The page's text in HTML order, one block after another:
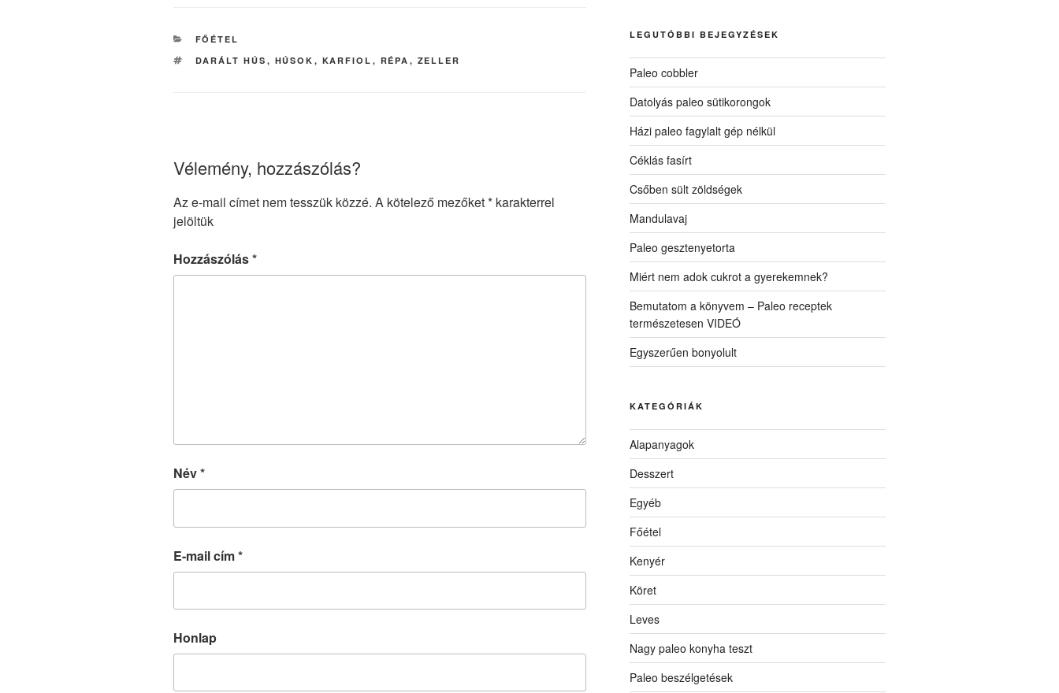
e
b
er
m
KATEGÓRIÁK
FŐÉTEL
CÍMKÉK
DARÁLT HÚS , HÚSOK , KARFIOL , RÉPA , ZELLER
Vélemény, hozzászólás?
Az e-mail címet nem tesszük közzé. A kötelező mezőket* karakterrel
jelöltük
Hozzászólás*
Név*
E-mail cím*
Honlap
LEGUTÓBBI BEJEGYZÉSEK
Paleo cobbler
Datolyás paleo sütikorongok
Házi paleo fagylalt gép nélkül
Céklás fasírt
Csőben sült zöldségek
Mandulavaj
Paleo gesztenyetorta
Miért nem adok cukrot a gyerekemnek?
Bemutatom a könyvem – Paleo receptek
természetesen VIDEÓ
Egyszerűen bonyolult
KATEGÓRIÁK
Alapanyagok
Desszert
Egyéb
Főétel
Kenyér
Köret
Leves
Nagy paleo konyha teszt
Paleo beszélgetések